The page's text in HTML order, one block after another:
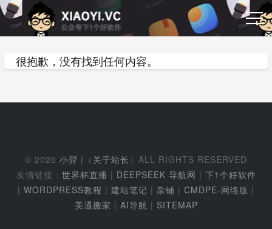
很抱歉，没有找到任何内容。
© 2026 小羿 |（ 关于站长 ）ALL RIGHTS RESERVED
友情链接： 世界杯直播 | DEEPSEEK 导航网 | 下1个好软件
| WORDPRESS教程 | 建站笔记 | 杂铺 | CMDPE-网络版 |
美通搬家 | AI导航 | SITEMAP